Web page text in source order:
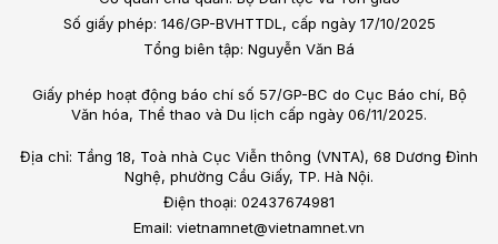
Số giấy phép: 146/GP-BVHTTDL, cấp ngày 17/10/2025
Tổng biên tập: Nguyễn Văn Bá
Giấy phép hoạt động báo chí số 57/GP-BC do Cục Báo chí, Bộ
Văn hóa, Thể thao và Du lịch cấp ngày 06/11/2025.
Địa chỉ: Tầng 18, Toà nhà Cục Viễn thông (VNTA), 68 Dương Đình
Nghệ, phường Cầu Giấy, TP. Hà Nội.
Điện thoại: 02437674981
Email: vietnamnet@vietnamnet.vn